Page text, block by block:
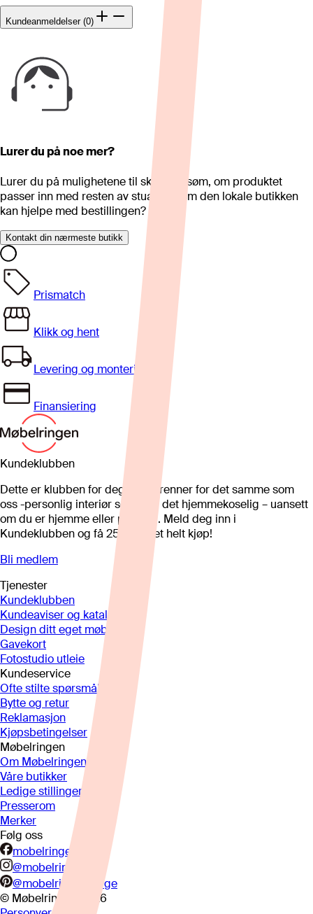
Kundeanmeldelser (0)
Lurer du på noe mer?
Lurer du på mulighetene til skreddersøm, om produktet
passer inn med resten av stua eller om den lokale butikken
kan hjelpe med bestillingen?
Kontakt din nærmeste butikk
Prismatch
Klikk og hent
Levering og montering
Finansiering
Kundeklubben
Dette er klubben for deg som brenner for det samme som
oss -personlig interiør som gjør det hjemmekoselig – uansett
om du er hjemme eller på hytta. Meld deg inn i
Kundeklubben og få 25%* på et helt kjøp!
Bli medlem
Tjenester
Kundeklubben
Kundeaviser og kataloger
Design ditt eget møbel
Gavekort
Fotostudio utleie
Kundeservice
Ofte stilte spørsmål
Bytte og retur
Reklamasjon
Kjøpsbetingelser
Møbelringen
Om Møbelringen
Våre butikker
Ledige stillinger
Presserom
Merker
Følg oss
mobelringen.no
@mobelringen
@mobelringennorge
© Møbelringen
2026